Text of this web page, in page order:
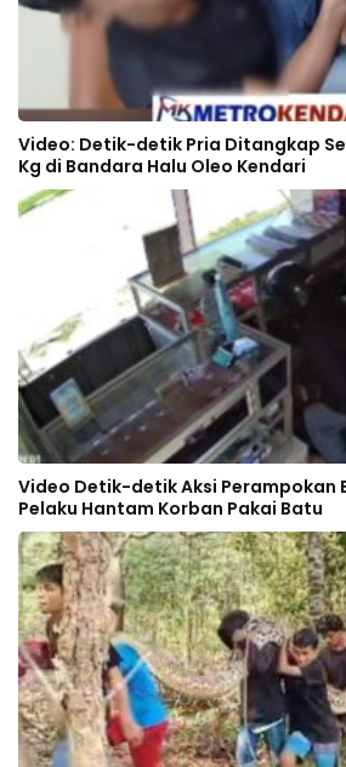
Video: Detik-detik Pria Ditangkap
Kg di Bandara Halu Oleo Kendari
Video Detik-detik Aksi Perampokan
Pelaku Hantam Korban Pakai Batu